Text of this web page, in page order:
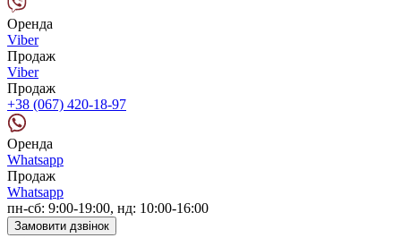
Оренда
Viber
Продаж
Viber
Продаж
+38 (067) 420-18-97
Оренда
Whatsapp
Продаж
Whatsapp
пн-сб: 9:00-19:00, нд: 10:00-16:00
Замовити дзвінок